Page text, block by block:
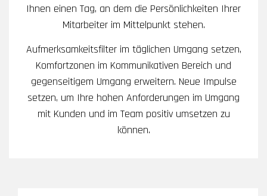
Ihnen einen Tag, an dem die Persönlichkeiten Ihrer
Mitarbeiter im Mittelpunkt stehen.
Aufmerksamkeitsfilter im täglichen Umgang setzen,
Komfortzonen im Kommunikativen Bereich und
gegenseitigem Umgang erweitern. Neue Impulse
setzen, um Ihre hohen Anforderungen im Umgang
mit Kunden und im Team positiv umsetzen zu
können.